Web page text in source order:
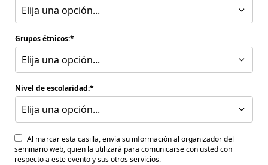
Elija una opción...
Grupos étnicos:
Elija una opción...
Nivel de escolaridad:
Elija una opción...
Al marcar esta casilla, envía su información al organizador del
seminario web, quien la utilizará para comunicarse con usted con
respecto a este evento y sus otros servicios.